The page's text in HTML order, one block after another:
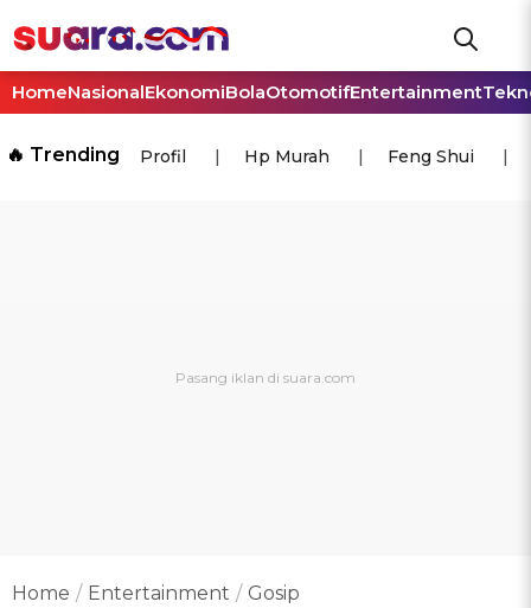
HomeNasionalEkonomiBolaOtomotifEntertainment
🔥 Trending Profil Hp Murah Feng Shui
Home Entertainment Gosip